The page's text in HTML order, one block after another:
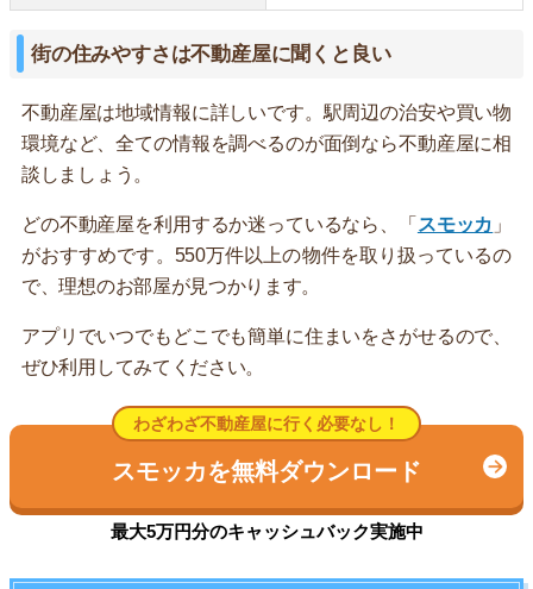
街の住みやすさは不動産屋に聞くと良い
不動産屋は地域情報に詳しいです。駅周辺の治安や買い物
環境など、全ての情報を調べるのが面倒なら不動産屋に相
談しましょう。
どの不動産屋を利用するか迷っているなら、「 スモッカ 」
がおすすめです。550万件以上の物件を取り扱っているの
で、理想のお部屋が見つかります。
アプリでいつでもどこでも簡単に住まいをさがせるので、
ぜひ利用してみてください。
わざわざ不動産屋に行く必要なし！
スモッカを無料ダウンロード
最大5万円分のキャッシュバック実施中